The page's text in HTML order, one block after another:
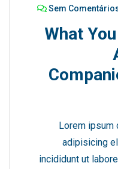
Sem
What
Lorem ipsum
adipisicing
incididunt ut